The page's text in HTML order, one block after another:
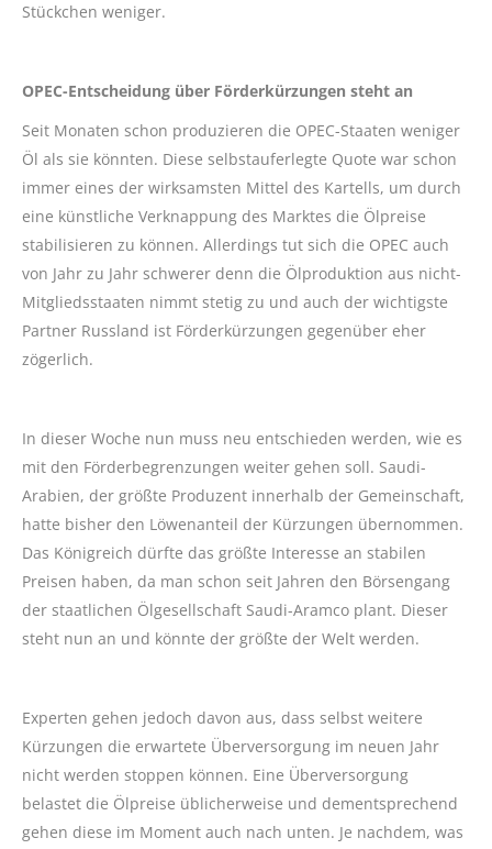
Stückchen weniger.
OPEC-Entscheidung über Förderkürzungen steht an
Seit Monaten schon produzieren die OPEC-Staaten weniger
Öl als sie könnten. Diese selbstauferlegte Quote war schon
immer eines der wirksamsten Mittel des Kartells, um durch
eine künstliche Verknappung des Marktes die Ölpreise
stabilisieren zu können. Allerdings tut sich die OPEC auch
von Jahr zu Jahr schwerer denn die Ölproduktion aus nicht-
Mitgliedsstaaten nimmt stetig zu und auch der wichtigste
Partner Russland ist Förderkürzungen gegenüber eher
zögerlich.
In dieser Woche nun muss neu entschieden werden, wie es
mit den Förderbegrenzungen weiter gehen soll. Saudi-
Arabien, der größte Produzent innerhalb der Gemeinschaft,
hatte bisher den Löwenanteil der Kürzungen übernommen.
Das Königreich dürfte das größte Interesse an stabilen
Preisen haben, da man schon seit Jahren den Börsengang
der staatlichen Ölgesellschaft Saudi-Aramco plant. Dieser
steht nun an und könnte der größte der Welt werden.
Experten gehen jedoch davon aus, dass selbst weitere
Kürzungen die erwartete Überversorgung im neuen Jahr
nicht werden stoppen können. Eine Überversorgung
belastet die Ölpreise üblicherweise und dementsprechend
gehen diese im Moment auch nach unten. Je nachdem, was